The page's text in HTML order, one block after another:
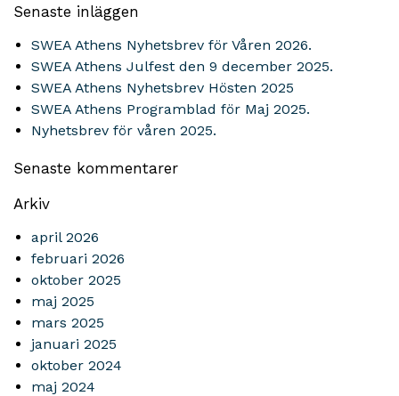
Senaste inläggen
SWEA Athens Nyhetsbrev för Våren 2026.
SWEA Athens Julfest den 9 december 2025.
SWEA Athens Nyhetsbrev Hösten 2025
SWEA Athens Programblad för Maj 2025.
Nyhetsbrev för våren 2025.
Senaste kommentarer
Arkiv
april 2026
februari 2026
oktober 2025
maj 2025
mars 2025
januari 2025
oktober 2024
maj 2024